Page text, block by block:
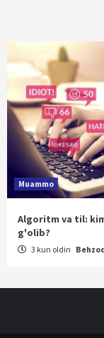
Muammo
Algoritm va til:
g'olib?
3 kun oldin